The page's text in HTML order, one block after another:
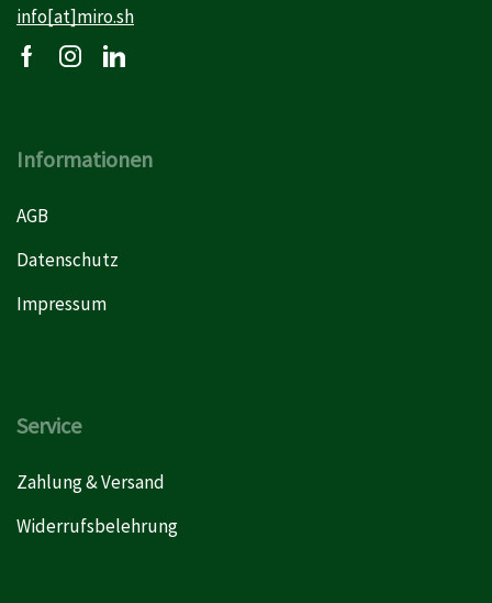
info[at]miro.sh
Informationen
AGB
Datenschutz
Impressum
Service
Zahlung & Versand
Widerrufsbelehrung